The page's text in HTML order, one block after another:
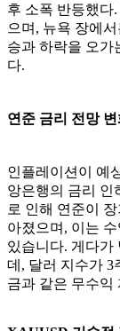
후 소폭 반등했다
으며, 뉴욕 장에
승과 하락을 오가
다.
연준 금리 전망
인플레이션이 예
앙은행의 금리 인
로 인해 연준이
아졌으며, 이는
있습니다. 게다가
데, 달러 지수가 3
금과 같은 무수익